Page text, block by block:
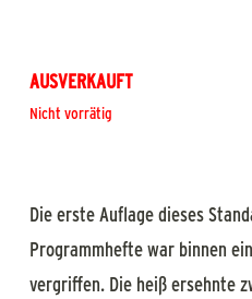
AUSVERKAUFT
Nicht vorrätig
Die erste Auflage dieses
Programmhefte war binnen
vergriffen. Die heiß ersehnte